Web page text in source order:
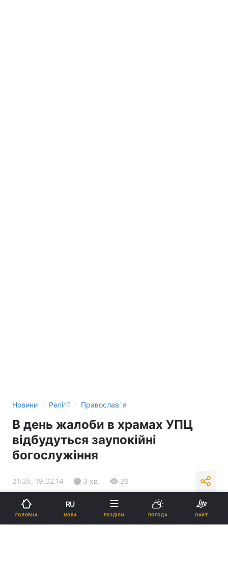
Новини › Релігії › Православ`я
В день жалоби в храмах УПЦ
відбудуться заупокійні
богослужіння
21:35, 19.02.14 3 хв. 26
Підпишіться на нас в Google
ГОЛОВНА
RU
МОВА РОЗДІЛИ ПОГОДА ЛАЙТ